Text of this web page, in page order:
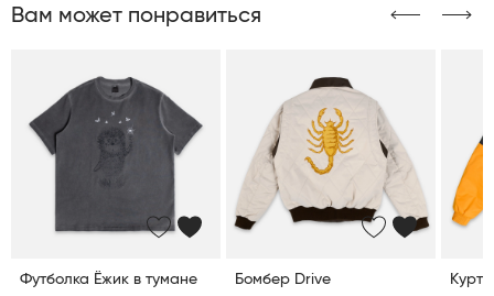
Вам может понравиться
Футболка Ёжик в тумане
Бомбер Drive